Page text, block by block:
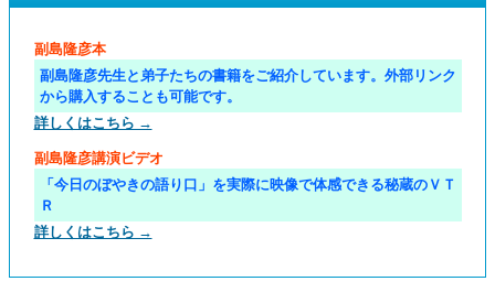
副島隆彦本
副島隆彦先生と弟子たちの書籍をご紹介しています。外部リンク
から購入することも可能です。
詳しくはこちら →
副島隆彦講演ビデオ
「今日のぼやきの語り口」を実際に映像で体感できる秘蔵のＶＴ
Ｒ
詳しくはこちら →